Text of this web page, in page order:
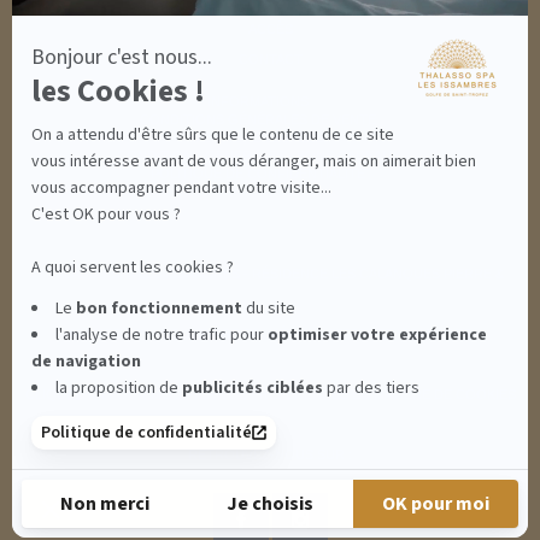
Bonjour c'est nous...
les Cookies !
On a attendu d'être sûrs que le contenu de ce site
vous intéresse avant de vous déranger, mais on aimerait bien
vous accompagner pendant votre visite...
C'est OK pour vous ?
A quoi servent les cookies ?
Le bon fonctionnement du site
l'analyse de notre trafic pour optimiservotre expérience
de navigation
la proposition de publicités ciblées par des tiers
Politique de confidentialité
Non merci Je choisis OK pour moi
MENTIONS LÉGALES
CONDITIONS GÉNÉRALES - BONS CADEAUX
POLITIQUE DE CONFIDENTIALITÉ
THALASSO SPA LES ISSAMBRES - RÉSIDENCE LES CALANQUES PIERRE &
VACANCES**** - BOULEVARD DU MÉROU - 83380 LES ISSAMBRES -
CLIQUEZ-ICI POUR MODIFIER VOS PRÉFÉRENCES EN MATIÈRE DE COOKIES